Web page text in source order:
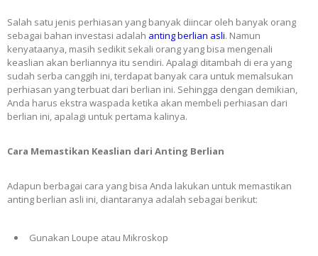
Salah satu jenis perhiasan yang banyak diincar oleh banyak orang
sebagai bahan investasi adalah anting berlian asli. Namun
kenyataanya, masih sedikit sekali orang yang bisa mengenali
keaslian akan berliannya itu sendiri. Apalagi ditambah di era yang
sudah serba canggih ini, terdapat banyak cara untuk memalsukan
perhiasan yang terbuat dari berlian ini. Sehingga dengan demikian,
Anda harus ekstra waspada ketika akan membeli perhiasan dari
berlian ini, apalagi untuk pertama kalinya.
Cara Memastikan Keaslian dari Anting Berlian
Adapun berbagai cara yang bisa Anda lakukan untuk memastikan
anting berlian asli ini, diantaranya adalah sebagai berikut:
Gunakan Loupe atau Mikroskop